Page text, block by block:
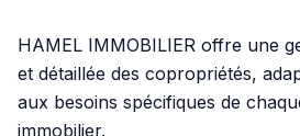
HAMEL IMMOBILIER offre une
et détaillée des copropriétés,
aux besoins spécifiques de
immobilier.